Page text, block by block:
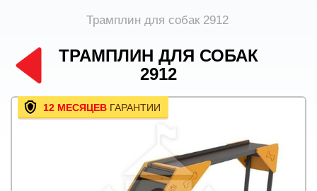
Трамплин для собак 2912
ТРАМПЛИН ДЛЯ СОБАК
2912
12 МЕСЯЦЕВ ГАРАНТИИ